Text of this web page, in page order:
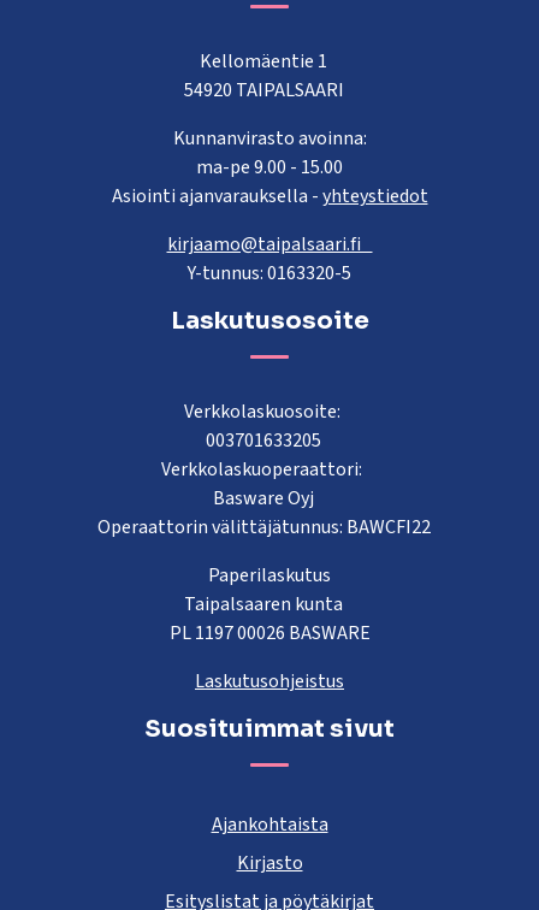
Kellomäentie 1
54920 TAIPALSAARI
Kunnanvirasto avoinna:
ma-pe 9.00 - 15.00
Asiointi ajanvarauksella -yhteystiedot
kirjaamo@taipalsaari.fi
Y-tunnus: 0163320-5
Laskutusosoite
Verkkolaskuosoite:
003701633205
Verkkolaskuoperaattori:
Basware Oyj
Operaattorin välittäjätunnus: BAWCFI22
Paperilaskutus
Taipalsaaren kunta
PL 1197 00026 BASWARE
Laskutusohjeistus
Suosituimmat sivut
Ajankohtaista
Kirjasto
Esityslistat ja pöytäkirjat